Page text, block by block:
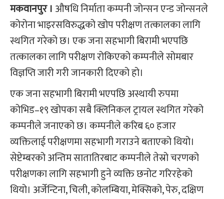
मकवानपुर । औषधि निर्माता कम्पनी जोन्सन एन्ड जोन्सनले
कोरोना भाइरसविरुद्धको खोप परीक्षण तत्कालका लागि
स्थगित गरेको छ। एक जना सहभागी बिरामी भएपछि
तत्कालका लागि परीक्षण रोकिएको कम्पनीले सोमबार
विज्ञप्ति जारी गरी जानकारी दिएको हो।
एक जना सहभागी बिरामी भएपछि अस्थायी रुपमा
कोभिड–१९ खोपका सबै क्लिनिकल ट्रायल स्थगित गरेको
कम्पनीले जनाएको छ। कम्पनीले करिब ६० हजार
व्यक्तिलाई परीक्षणमा सहभागी गराउने बताएको थियो।
सेप्टेम्बरको अन्तिम सातातिरबाट कम्पनीले तेस्रो चरणको
परीक्षणका लागि सहभागी हुने व्यक्ति छनोट गरिरहेको
थियो। अर्जेन्टिना, चिली, कोलम्बिया, मेक्सिको, पेरु, दक्षिण